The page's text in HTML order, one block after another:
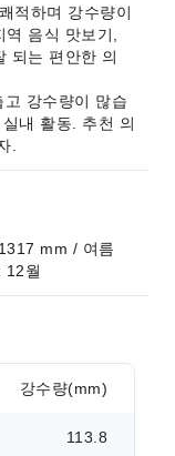
적하며 강수량이
음식 맛보기,
되는 편안한 의
강수량이 많습
내 활동. 추천 의
.
mm / 여름
12월
강수량(mm)
113.8